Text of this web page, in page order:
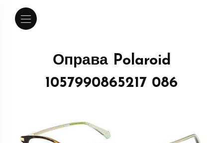
Оправа Polaroid
1057990865217 086